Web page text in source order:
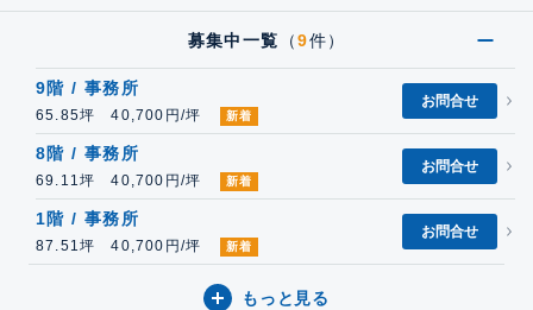
募集中一覧 （9件）
9階 / 事務所
65.85坪 40,700円/坪 新着
お問合せ
8階 / 事務所
69.11坪 40,700円/坪 新着
お問合せ
1階 / 事務所
87.51坪 40,700円/坪 新着
お問合せ
もっと見る